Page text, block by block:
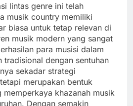
lintas genre ini telah
musik country memiliki
biasa untuk tetap relevan di
musik modern yang sangat
para musisi dalam
tradisional dengan sentuhan
sekadar strategi
merupakan bentuk
khazanah musik
Dengan semakin